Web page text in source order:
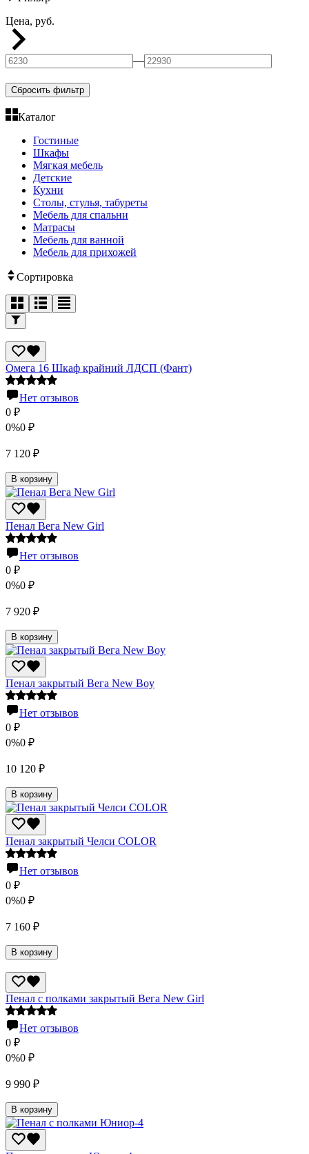
Цена, руб.
—
Сбросить фильтр
Каталог
Гостиные
Шкафы
Мягкая мебель
Детские
Кухни
Столы, стулья, табуреты
Мебель для спальни
Матрасы
Мебель для ванной
Мебель для прихожей
Сортировка
Омега 16 Шкаф крайний ЛДСП (Фант)
Нет отзывов
0 ₽
0%0 ₽
7 120 ₽
В корзину
Пенал Вега New Girl
Нет отзывов
0 ₽
0%0 ₽
7 920 ₽
В корзину
Пенал закрытый Вега New Boy
Нет отзывов
0 ₽
0%0 ₽
10 120 ₽
В корзину
Пенал закрытый Челси COLOR
Нет отзывов
0 ₽
0%0 ₽
7 160 ₽
В корзину
Пенал с полками закрытый Вега New Girl
Нет отзывов
0 ₽
0%0 ₽
9 990 ₽
В корзину